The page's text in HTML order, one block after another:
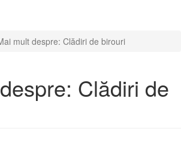
mult despre: Clădiri de birouri
Clădiri de